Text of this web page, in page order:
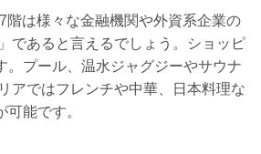
は様々な金融機関や外資系企業の
であると言えるでしょう。ショッピ
。プール、温水ジャグジーやサウナ
アではフレンチや中華、日本料理な
能です。